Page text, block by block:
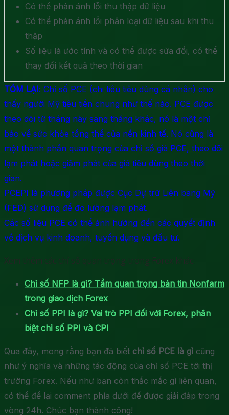
Có thể phản ánh lỗi thu thập dữ liệu
Có thể phản ánh lỗi phân loại dữ liệu sau khi thu
thập
Số liệu là ước tính và có thể được sửa đổi, có thể
thay đổi kết quả theo thời gian
TÓM LẠI: Chỉ số PCE (chi tiêu tiêu dùng cá nhân) cho
thấy người Mỹ tiêu tiền chung như thế nào. PCE được
theo dõi từ tháng này sang tháng khác, nó là một chỉ
báo về sức khỏe tổng thể của nền kinh tế. Nó cũng là
một thành phần quan trọng của chỉ số giá PCE, theo dõi
lạm phát hoặc giảm phát của giá tiêu dùng theo thời
gian.
PCEPI là phương pháp được Cục Dự trữ Liên bang Mỹ
(FED) sử dụng để đo lường lạm phát.
Các số liệu PCE có thể ảnh hưởng đến các quyết định
về dịch vụ kinh doanh, tuyển dụng và đầu tư.
Xem thêm các chỉ số quan trọng trong Forex khác:
Chỉ số NFP là gì? Tầm quan trọng bản tin Nonfarm
trong giao dịch Forex
Chỉ số PPI là gì? Vai trò PPI đối với Forex, phân
biệt chỉ số PPI và CPI
Qua đây, mong rằng bạn đã biết chỉ số PCE là gì cũng
như ý nghĩa và những tác động của chỉ số PCE tới thị
trường Forex. Nếu như bạn còn thắc mắc gì liên quan,
có thể để lại comment phía dưới để được giải đáp trong
vòng 24h. Chúc bạn thành công!